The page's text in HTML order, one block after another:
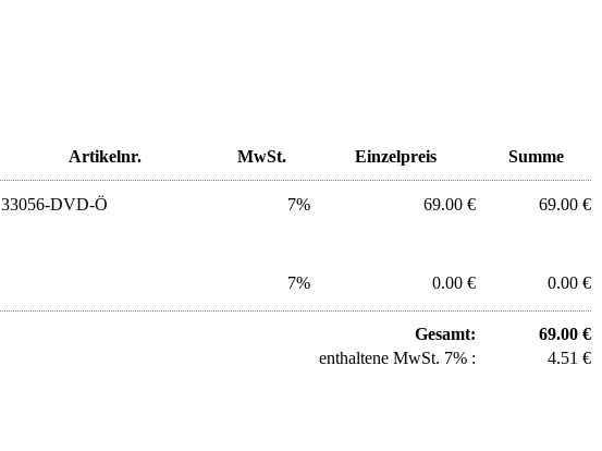
Artikelnr. MwSt. Einzelpreis Summe
33056-DVD-Ö 7% 69.00 € 69.00 €
7% 0.00 € 0.00 €
Gesamt:
69.00 €
enthaltene MwSt. 7% :
4.51 €